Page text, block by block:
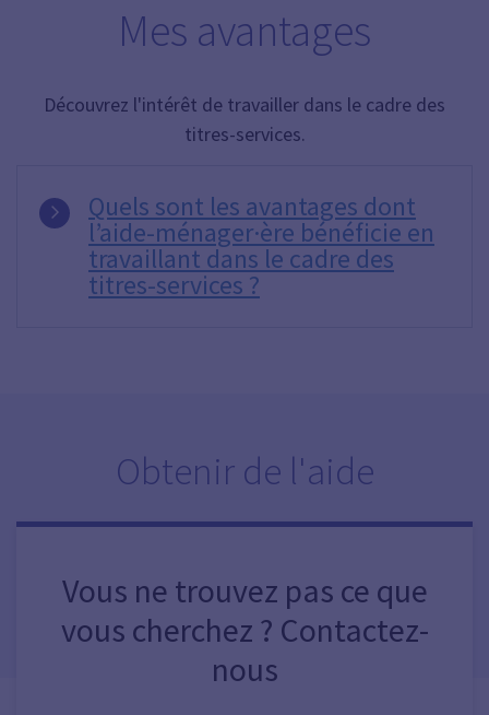
Mes avantages
Découvrez l'intérêt de travailler dans le cadre des
titres-services.
Quels sont les avantages dont
l’aide-ménager·ère bénéficie en
travaillant dans le cadre des
titres-services ?
Obtenir de l'aide
Vous ne trouvez pas ce que
vous cherchez ? Contactez-
nous